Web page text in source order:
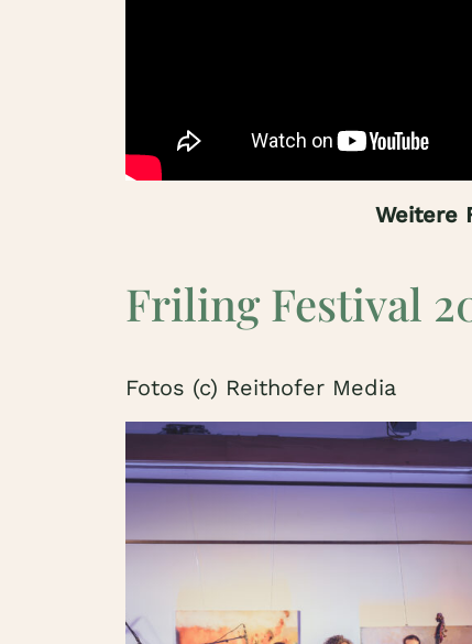
Weitere
Friling Festival
Fotos (c) Reithofer Media